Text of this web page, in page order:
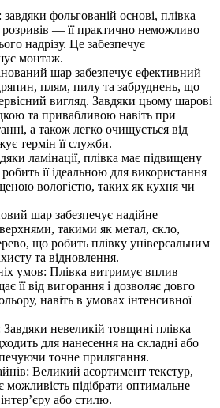
фольгованій основі, плівка
розривів — її практично неможливо
надрізу. Це забезпечує
монтаж.
шар забезпечує ефективний
плям, пилу та забруднень, що
вигляд. Завдяки цьому шарові
та привабливою навіть при
а також легко очищується від
термін її служби.
ламінації, плівка має підвищену
її ідеальною для використання
вологістю, таких як кухня чи
шар забезпечує надійне
такими як метал, скло,
що робить плівку універсальним
та відновлення.
умов: Плівка витримує вплив
її від вигорання і дозволяє довго
навіть в умовах інтенсивної
Завдяки невеликій товщині плівка
для нанесення на складні або
точне прилягання.
Великий асортимент текстур,
можливість підібрати оптимальне
або стилю.